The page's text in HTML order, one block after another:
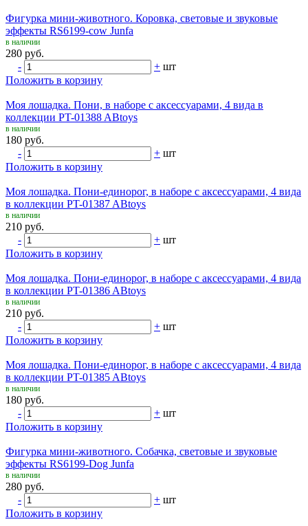
Фигурка мини-животного. Коровка, световые и звуковые
эффекты RS6199-cow Junfa
в наличии
280 руб.
-
+ шт
Положить в корзину
Моя лошадка. Пони, в наборе с аксессуарами, 4 вида в
коллекции PT-01388 ABtoys
в наличии
180 руб.
-
+ шт
Положить в корзину
Моя лошадка. Пони-единорог, в наборе с аксессуарами, 4 вида
в коллекции PT-01387 ABtoys
в наличии
210 руб.
-
+ шт
Положить в корзину
Моя лошадка. Пони-единорог, в наборе с аксессуарами, 4 вида
в коллекции PT-01386 ABtoys
в наличии
210 руб.
-
+ шт
Положить в корзину
Моя лошадка. Пони-единорог, в наборе с аксессуарами, 4 вида
в коллекции PT-01385 ABtoys
в наличии
180 руб.
-
+ шт
Положить в корзину
Фигурка мини-животного. Собачка, световые и звуковые
эффекты RS6199-Dog Junfa
в наличии
280 руб.
-
+ шт
Положить в корзину